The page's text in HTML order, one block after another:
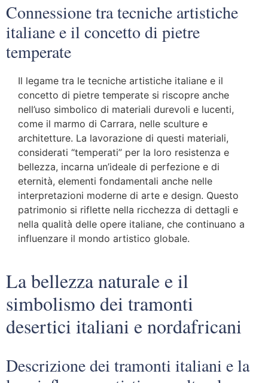
Connessione tra tecniche artistiche
italiane e il concetto di pietre
temperate
Il legame tra le tecniche artistiche italiane e il
concetto di pietre temperate si riscopre anche
nell’uso simbolico di materiali durevoli e lucenti,
come il marmo di Carrara, nelle sculture e
architetture. La lavorazione di questi materiali,
considerati “temperati” per la loro resistenza e
bellezza, incarna un’ideale di perfezione e di
eternità, elementi fondamentali anche nelle
interpretazioni moderne di arte e design. Questo
patrimonio si riflette nella ricchezza di dettagli e
nella qualità delle opere italiane, che continuano a
influenzare il mondo artistico globale.
La bellezza naturale e il
simbolismo dei tramonti
desertici italiani e nordafricani
Descrizione dei tramonti italiani e la